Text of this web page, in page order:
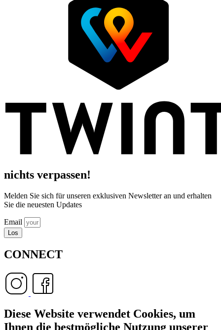
nichts verpassen!
Melden Sie sich für unseren exklusiven Newsletter an und erhalten
Sie die neuesten Updates
Email
Los
CONNECT
Diese Website verwendet Cookies, um
Ihnen die bestmögliche Nutzung unserer